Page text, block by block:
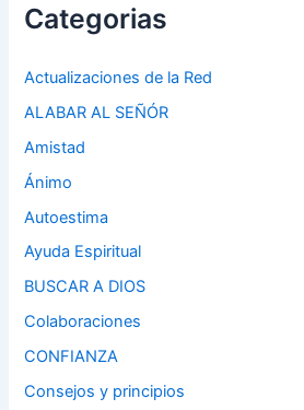
Categorias
Actualizaciones de la Red
ALABAR AL SEÑÓR
Amistad
Ánimo
Autoestima
Ayuda Espiritual
BUSCAR A DIOS
Colaboraciones
CONFIANZA
Consejos y principios